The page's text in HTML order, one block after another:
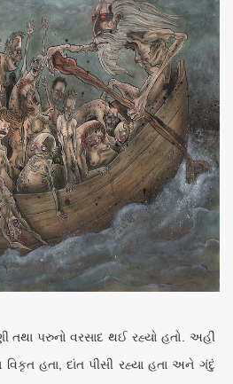
તથા પરુનો વરસાદ થઈ રહ્યો હતો. અહીં
હતા, દાંત પીસી રહ્યા હતા અને ગંદું